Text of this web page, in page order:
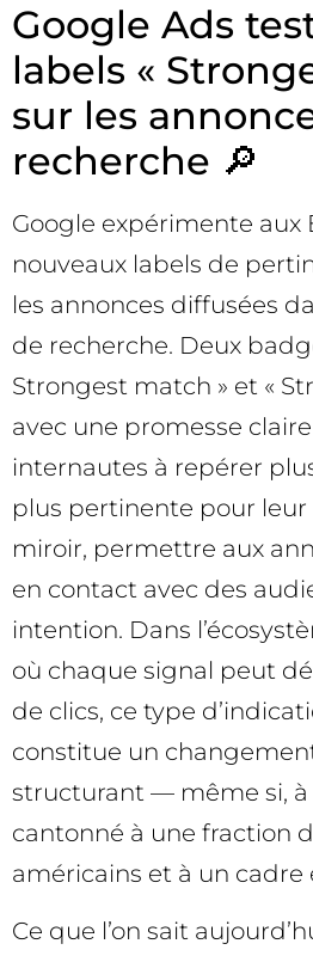
Google Ads
labels «
sur les
recherche 🔎
Google expérimente aux
nouveaux labels de
les annonces diffusées
de recherche. Deux
Strongest match » et «
avec une promesse
internautes à repérer
plus pertinente pour leur
miroir, permettre aux
en contact avec des
intention. Dans
où chaque signal peut
de clics, ce type
constitue un
structurant — même si, à
cantonné à une fraction
américains et à un cadre
Ce que l’on sait